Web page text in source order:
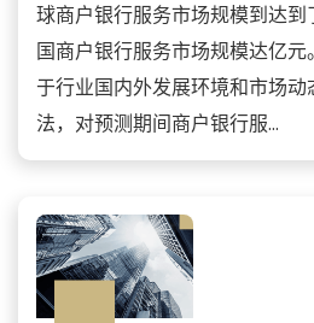
球商户银行服务市场规模到达
国商户银行服务市场规模达亿
于行业国内外发展环境和市场
法，对预测期间商户银行服...